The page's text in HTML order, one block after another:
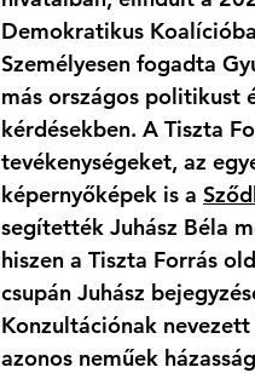
Demokratikus
Személyesen fogadta
más országos politikust
kérdésekben. A Tiszta
tevékenységeket, az
képernyőképek is a
segítették Juhász Béla
hiszen a Tiszta Forrás
csupán Juhász
Konzultációnak
azonos neműek